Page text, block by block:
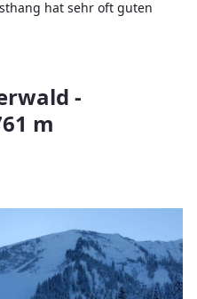
hat sehr oft guten
-
m